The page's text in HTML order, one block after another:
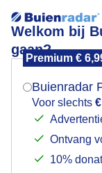
Welkom bij
gaan?
Premium €
Buienradar
Voor slechts
Ontvang
10%
Zonsopkomst
Mogen
Indien je hier
verschijnt er